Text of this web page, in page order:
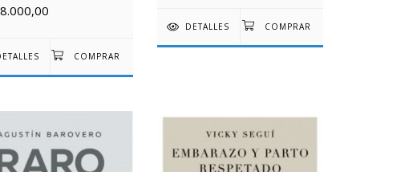
DETALLES